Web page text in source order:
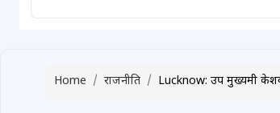
Advertise with Us
Home राजनीति Lucknow: उप मुख्यमंत्री